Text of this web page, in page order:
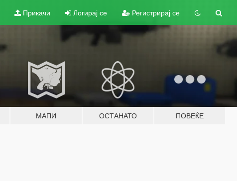
Прикачи Логирај се Регистрирај се
МАПИ ОСТАНАТО ПОВЕЌЕ